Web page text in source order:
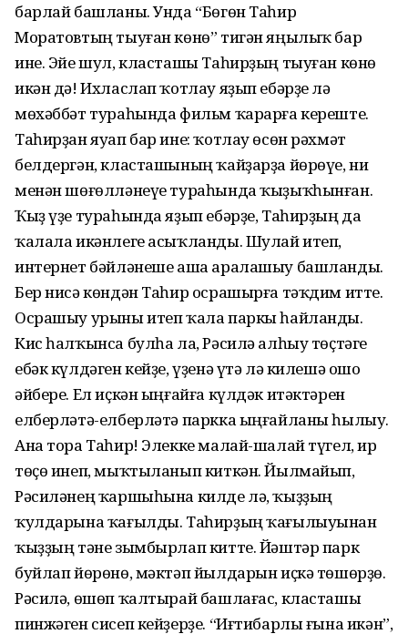
барлай башланы. Унда “Бөгөн Таһир
Моратовтың тыуған көнө” тигән яңылыҡ бар
ине. Эйе шул, класташы Таһирҙың тыуған көнө
икән дә! Ихласлап ҡотлау яҙып ебәрҙе лә
мөхәббәт тураһында фильм ҡарарға кереште.
Таһирҙан яуап бар ине: ҡотлау өсөн рәхмәт
белдергән, класташының ҡайҙарҙа йөрөүе, ни
менән шөғөлләнеүе тураһында ҡыҙыҡһынған.
Ҡыҙ үҙе тураһында яҙып ебәрҙе, Таһирҙың да
ҡалала икәнлеге асыҡланды. Шулай итеп,
интернет бәйләнеше аша аралашыу башланды.
Бер нисә көндән Таһир осрашырға тәҡдим итте.
Осрашыу урыны итеп ҡала паркы һайланды.
Кис һалҡынса булһа ла, Рәсилә алһыу төҫтәге
ебәк күлдәген кейҙе, үҙенә үтә лә килешә ошо
әйбере. Ел иҫкән ыңғайға күлдәк итәктәрен
елберләтә-елберләтә паркка ыңғайланы һылыу.
Ана тора Таһир! Элекке малай-шалай түгел, ир
төҫө инеп, мыҡтыланып киткән. Йылмайып,
Рәсиләнең ҡаршыһына килде лә, ҡыҙҙың
ҡулдарына ҡағылды. Таһирҙың ҡағылыуынан
ҡыҙҙың тәне зымбырлап китте. Йәштәр парк
буйлап йөрөнө, мәктәп йылдарын иҫкә төшөрҙө.
Рәсилә, өшөп ҡалтырай башлағас, класташы
пинжәген сисеп кейҙерҙе. “Иғтибарлы ғына икән”,